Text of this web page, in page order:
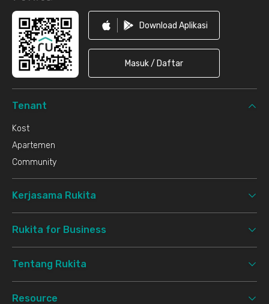
Download Aplikasi
Masuk / Daftar
Tenant
Kost
Apartemen
Community
Kerjasama Rukita
Rukita for Business
Tentang Rukita
Resource